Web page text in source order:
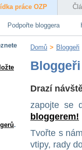
práce OZP
Podpořte bloggera
.
Domů > Bloggeři
Bloggeři
Drazí
zapojte se
bloggerem!
Tvořte s
vtipy, rady